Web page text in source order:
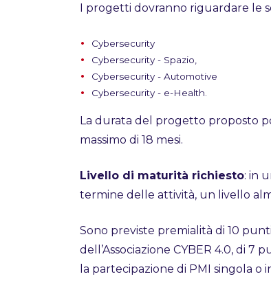
I progetti dovranno riguardare le
Cybersecurity
Cybersecurity - Spazio,
Cybersecurity - Automotive
Cybersecurity - e-Health.
La durata del progetto proposto
massimo di 18 mesi.
Livello di maturità richiesto: in
termine delle attività, un livello
Sono previste premialità di 10
dell’Associazione CYBER 4.0, di 7
la partecipazione di PMI singola o